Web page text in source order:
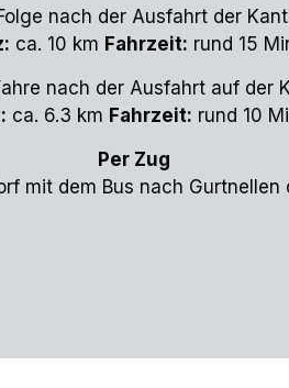
nach der Ausfahrt der
ca. 10 km Fahrzeit: rund 15
nach der Ausfahrt auf der
ca. 6.3 km Fahrzeit: rund 10
Per Zug
mit dem Bus nach Gurtnellen